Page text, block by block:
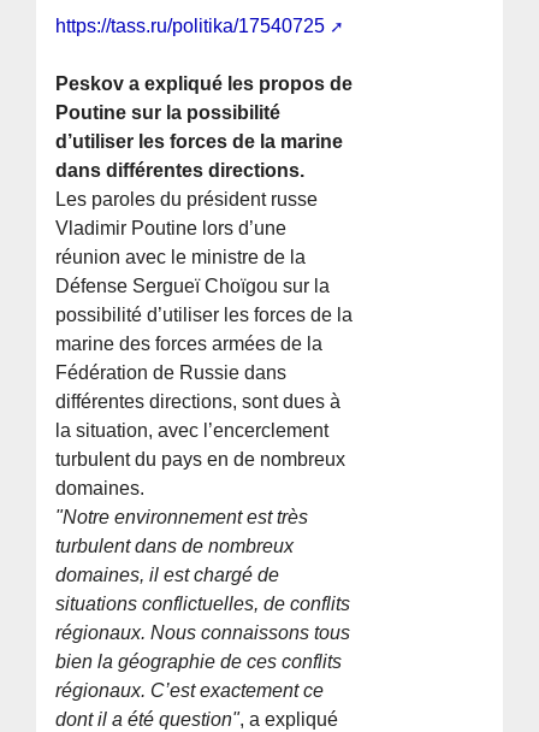
https://tass.ru/politika/17540725
Peskov a expliqué les propos de
Poutine sur la possibilité
d’utiliser les forces de la marine
dans différentes directions.
Les paroles du président russe
Vladimir Poutine lors d’une
réunion avec le ministre de la
Défense Sergueï Choïgou sur la
possibilité d’utiliser les forces de la
marine des forces armées de la
Fédération de Russie dans
différentes directions, sont dues à
la situation, avec l’encerclement
turbulent du pays en de nombreux
domaines.
"Notre environnement est très
turbulent dans de nombreux
domaines, il est chargé de
situations conflictuelles, de conflits
régionaux. Nous connaissons tous
bien la géographie de ces conflits
régionaux. C’est exactement ce
dont il a été question", a expliqué